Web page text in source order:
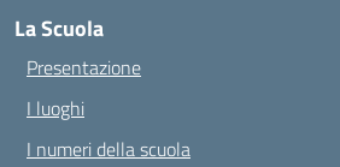
La Scuola
Presentazione
I luoghi
I numeri della scuola